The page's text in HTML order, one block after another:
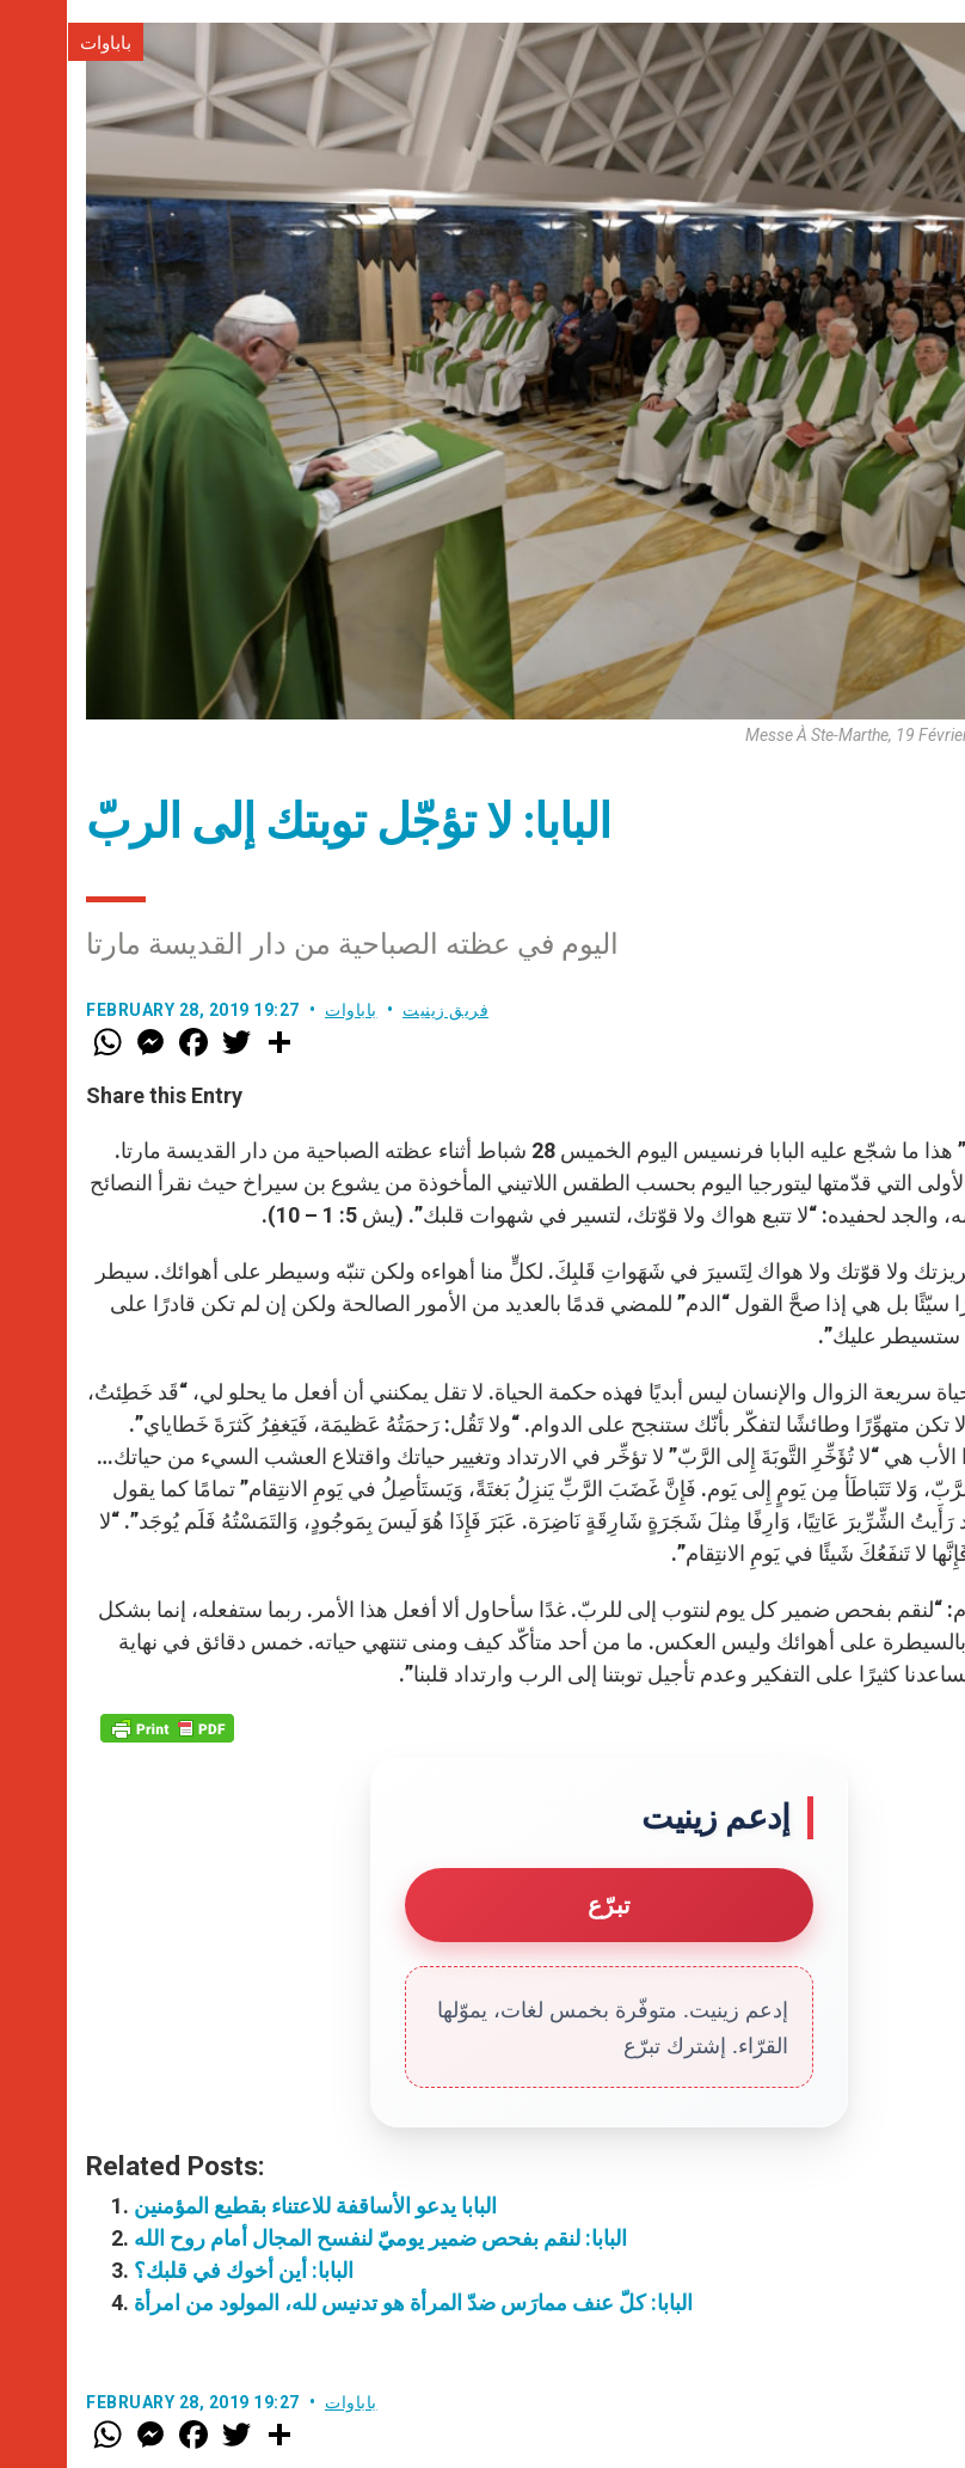
باباوات
Messe À Ste-Marthe, 19
البابا: لا تؤجّل توبتك إلى الربّ
اليوم في عظته الصباحية من دار القديسة مارتا
FEBRUARY 28, 2019 19:27 فريق زينيت باباوات
W
h
t
s
p
p
M
e
s
e
g
e
r
F
a
e
b
o
k
w
r
Share this Entry
“لا تؤخّر في الارتداد” هذا ما شجّع عليه البابا فرنسيس اليوم الخميس 28 شباط أثناء عظته الصباحية من دار القديسة مارتا.
التي قدّمتها ليتورجيا اليوم بحسب الطقس اللاتيني المأخوذة من يشوع بن سيراخ حيث نقرأ النصائح
والجد لحفيده: “لا تتبع هواك ولا قوّتك، لتسير في شهوات قلبك”. (يش 5: 1 – 10).
غريزتك ولا قوّتك ولا هواك لِتَسيرَ في شَهَواتِ قَلبِكَ. لكلٍّ منا أهواءه ولكن تنبّه وسيطر على أهوائك. سيطر
سيّئًا بل هي إذا صحَّ القول “الدم” للمضي قدمًا بالعديد من الأمور الصالحة ولكن إن لم تكن قادرًا على
ستسيطر عليك”.
سريعة الزوال والإنسان ليس أبديًا فهذه حكمة الحياة. لا تقل يمكنني أن أفعل ما يحلو لي، “قَد خَطِئتُ،
تكن متهوِّرًا وطائشًا لتفكّر بأنّك ستنجح على الدوام. “ولا تَقُل: رَحمَتُهُ عَظيمَة، فَيَغفِرُ كَثرَةَ خَطاياي”.
الأب هي “لا تُؤَخِّرِ التَّوبَةَ إِلى الرَّبّ” لا تؤخِّر في الارتداد وتغيير حياتك واقتلاع العشب السيء من حياتك…
الرَّبّ، وَلا تَتَباطَأ مِن يَومٍ إِلى يَوم. فَإِنَّ غَضَبَ الرَّبِّ يَنزِلُ بَغتَةً، وَيَستَأصِلُ في يَومِ الانتِقام” تمامًا كما يقول
الشِّرِّيرَ عَاتِيًا، وَارِفًا مِثلَ شَجَرَةٍ شَارِقَةٍ نَاضِرَة. عَبَرَ فَإِذَا هُوَ لَيسَ بِمَوجُودٍ، وَالتَمَسْتُهُ فَلَم يُوجَد”. “لا
لا تَنفَعُكَ شَيئًا في يَومِ الانتِقام”.
“لنقم بفحص ضمير كل يوم لنتوب إلى للربّ. غدًا سأحاول ألا أفعل هذا الأمر. ربما ستفعله، إنما بشكل
على أهوائك وليس العكس. ما من أحد متأكّد كيف ومنى تنتهي حياته. خمس دقائق في نهاية
كثيرًا على التفكير وعدم تأجيل توبتنا إلى الرب وارتداد قلبنا”.
إدعم زينيت
تبرّع
إدعم زينيت. متوفّرة بخمس لغات، يموّلها
القرّاء. إشترك تبرّع
Related Posts:
البابا يدعو الأساقفة للاعتناء بقطيع المؤمنين
البابا: لنقم بفحص ضمير يوميّ لنفسح المجال أمام روح الله
البابا: أين أخوك في قلبك؟
البابا: كلّ عنف ممارَس ضدّ المرأة هو تدنيس لله، المولود من امرأة
FEBRUARY 28, 2019 19:27 باباوات
W
h
M
e
F
a w